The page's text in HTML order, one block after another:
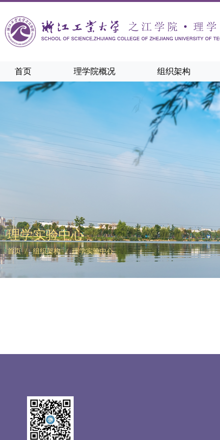
首页 理学院概况 组织架构
理学实验中心
首页/ 组织架构 /理学实验中心